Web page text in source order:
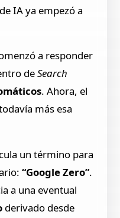
IA ya empezó a
a responder
deSearch
. Ahora, el
más esa
un término para
“Google Zero”.
a una eventual
derivado desde